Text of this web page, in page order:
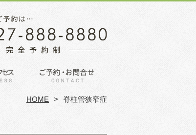
HOME 脊柱管狭窄症